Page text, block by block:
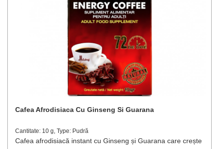
Cafea Afrodisiaca Cu Ginseng Si Guarana
Cantitate: 10 g, Type: Pudră
Cafea afrodisiacă instant cu Ginseng și Guarana care crește